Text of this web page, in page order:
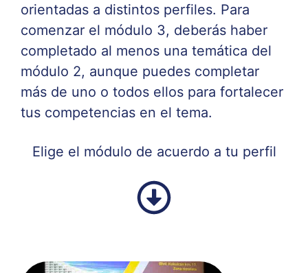
orientadas a distintos perfiles. Para
comenzar el módulo 3, deberás haber
completado al menos una temática del
módulo 2, aunque puedes completar
más de uno o todos ellos para fortalecer
tus competencias en el tema.
Elige el módulo de acuerdo a tu perfil